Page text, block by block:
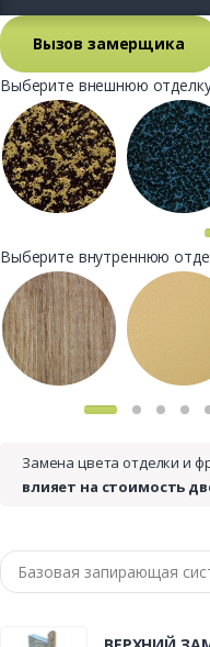
Вызов замерщика
Выберите внешнюю
Выберите внутреннюю
Замена цвета отделки и
влияет на стоимость